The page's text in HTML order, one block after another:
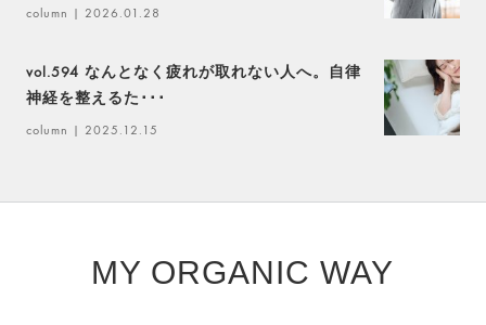
column | 2026.01.28
vol.594 なんとなく疲れが取れない人へ。自律
神経を整えるた･･･
column | 2025.12.15
MY ORGANIC WAY